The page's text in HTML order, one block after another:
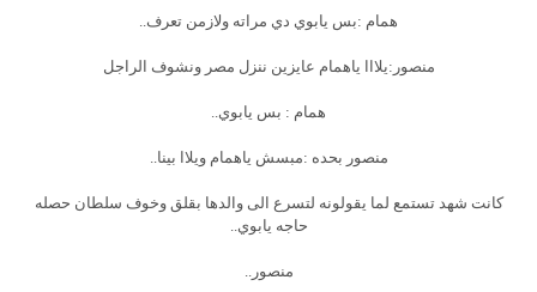
همام :بس يابوي دي مراته ولازمن تعرف..
منصور:يلااا ياهمام عايزين ننزل مصر ونشوف الراجل
همام : بس يابوي..
منصور بحده :مبسش ياهمام ويلاا بينا..
كانت شهد تستمع لما يقولونه لتسرع الى والدها بقلق وخوف سلطان حصله
حاجه يابوي..
منصور..